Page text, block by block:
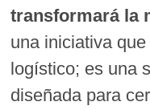
transformará la
una iniciativa
logístico; es una
diseñada para